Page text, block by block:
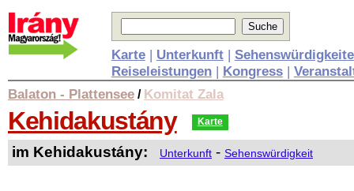
Karte| Unterkunft|
Reiseleistungen| Kongress|
Balaton - Plattensee / Komitat Zala
Kehidakustány Karte
im Kehidakustány: Unterkunft - Sehenswürdigkeit